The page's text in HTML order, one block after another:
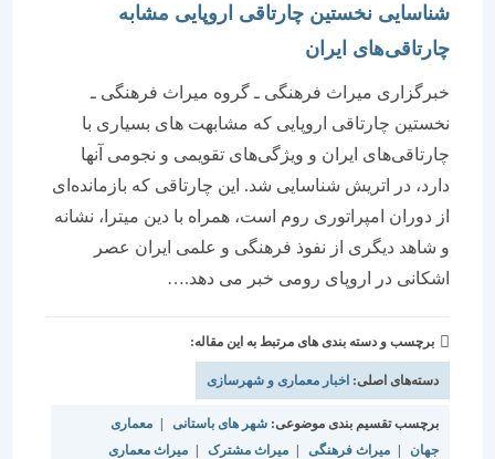
شناسایی نخستین چارتاقی اروپایی مشابه
چارتاقی‌های ایران
خبرگزاری میراث فرهنگی ـ گروه میراث فرهنگی ـ
نخستین چارتاقی اروپایی که مشابهت های بسیاری با
چارتاقی‌های ایران و ویژگی‌های تقویمی و نجومی آنها
دارد، در اتریش شناسایی شد. این چارتاقی که بازمانده‌ای
از دوران امپراتوری روم است، همراه با دین میترا، نشانه
و شاهد دیگری از نفوذ فرهنگی و علمی ایران عصر
اشکانی در اروپای رومی خبر می دهد.…
برچسب و دسته بندی های مرتبط به این مقاله:
دسته‌های اصلی:اخبار معماری و شهرسازی
برچسب تقسیم بندی موضوعی:شهر های باستانی | معماری
میراث فرهنگی | میراث مشترک | میراث معماری